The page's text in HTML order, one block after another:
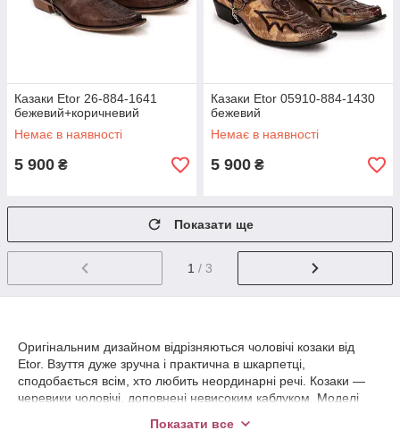
Казаки Etor 26-884-1641
бежевий+коричневий
Немає в наявності
5 900 ₴
Казаки Etor 05910-884-1430
бежевий
Немає в наявності
5 900 ₴
Показати ще
1 / 3
Оригінальним дизайном відрізняються чоловічі козаки від
Etor. Взуття дуже зручна і практична в шкарпетці,
сподобається всім, хто любить неординарні речі. Козаки —
черевики чоловічі, доповнені невисоким каблуком. Моделі
Показати все